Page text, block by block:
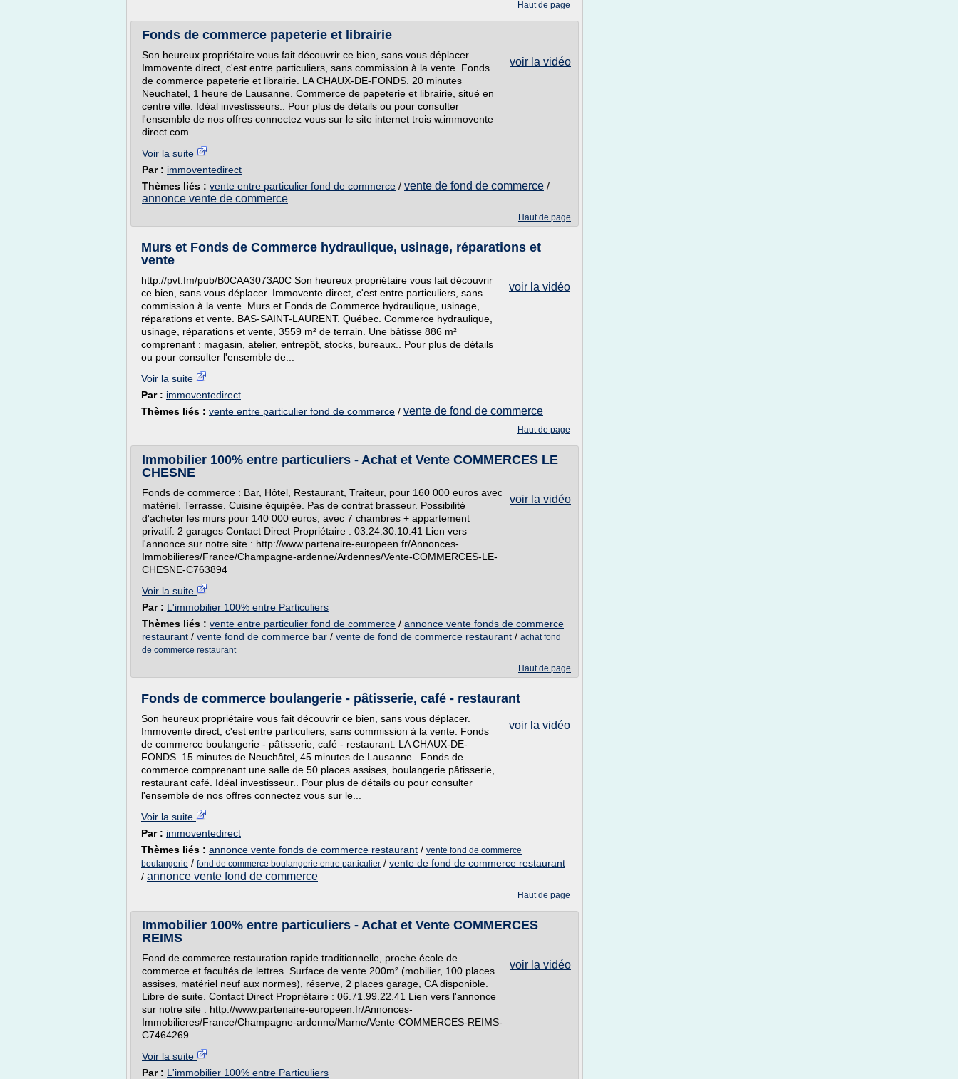
Haut de page
Fonds de commerce papeterie et librairie
voir la vidéo
Son heureux propriétaire vous fait découvrir ce bien, sans vous déplacer.
Immovente direct, c'est entre particuliers, sans commission à la vente. Fonds
de commerce papeterie et librairie. LA CHAUX-DE-FONDS. 20 minutes
Neuchatel, 1 heure de Lausanne. Commerce de papeterie et librairie, situé en
centre ville. Idéal investisseurs.. Pour plus de détails ou pour consulter
l'ensemble de nos offres connectez vous sur le site internet trois w.immovente
direct.com....
Voir la suite
Par : immoventedirect
Thèmes liés : vente entre particulier fond de commerce / vente de fond de commerce /
annonce vente de commerce
Haut de page
Murs et Fonds de Commerce hydraulique, usinage, réparations et
vente
voir la vidéo
http://pvt.fm/pub/B0CAA3073A0C Son heureux propriétaire vous fait découvrir
ce bien, sans vous déplacer. Immovente direct, c'est entre particuliers, sans
commission à la vente. Murs et Fonds de Commerce hydraulique, usinage,
réparations et vente. BAS-SAINT-LAURENT. Québec. Commerce hydraulique,
usinage, réparations et vente, 3559 m² de terrain. Une bâtisse 886 m²
comprenant : magasin, atelier, entrepôt, stocks, bureaux.. Pour plus de détails
ou pour consulter l'ensemble de...
Voir la suite
Par : immoventedirect
Thèmes liés : vente entre particulier fond de commerce / vente de fond de commerce
Haut de page
Immobilier 100% entre particuliers - Achat et Vente COMMERCES LE
CHESNE
voir la vidéo
Fonds de commerce : Bar, Hôtel, Restaurant, Traiteur, pour 160 000 euros avec
matériel. Terrasse. Cuisine équipée. Pas de contrat brasseur. Possibilité
d'acheter les murs pour 140 000 euros, avec 7 chambres + appartement
privatif. 2 garages Contact Direct Propriétaire : 03.24.30.10.41 Lien vers
l'annonce sur notre site : http://www.partenaire-europeen.fr/Annonces-
Immobilieres/France/Champagne-ardenne/Ardennes/Vente-COMMERCES-LE-
CHESNE-C763894
Voir la suite
Par : L'immobilier 100% entre Particuliers
Thèmes liés : vente entre particulier fond de commerce / annonce vente fonds de commerce
restaurant / vente fond de commerce bar / vente de fond de commerce restaurant / achat fond
de commerce restaurant
Haut de page
Fonds de commerce boulangerie - pâtisserie, café - restaurant
voir la vidéo
Son heureux propriétaire vous fait découvrir ce bien, sans vous déplacer.
Immovente direct, c'est entre particuliers, sans commission à la vente. Fonds
de commerce boulangerie - pâtisserie, café - restaurant. LA CHAUX-DE-
FONDS. 15 minutes de Neuchâtel, 45 minutes de Lausanne.. Fonds de
commerce comprenant une salle de 50 places assises, boulangerie pâtisserie,
restaurant café. Idéal investisseur.. Pour plus de détails ou pour consulter
l'ensemble de nos offres connectez vous sur le...
Voir la suite
Par : immoventedirect
Thèmes liés : annonce vente fonds de commerce restaurant / vente fond de commerce
boulangerie / fond de commerce boulangerie entre particulier / vente de fond de commerce restaurant
/ annonce vente fond de commerce
Haut de page
Immobilier 100% entre particuliers - Achat et Vente COMMERCES
REIMS
voir la vidéo
Fond de commerce restauration rapide traditionnelle, proche école de
commerce et facultés de lettres. Surface de vente 200m² (mobilier, 100 places
assises, matériel neuf aux normes), réserve, 2 places garage, CA disponible.
Libre de suite. Contact Direct Propriétaire : 06.71.99.22.41 Lien vers l'annonce
sur notre site : http://www.partenaire-europeen.fr/Annonces-
Immobilieres/France/Champagne-ardenne/Marne/Vente-COMMERCES-REIMS-
C7464269
Voir la suite
Par : L'immobilier 100% entre Particuliers